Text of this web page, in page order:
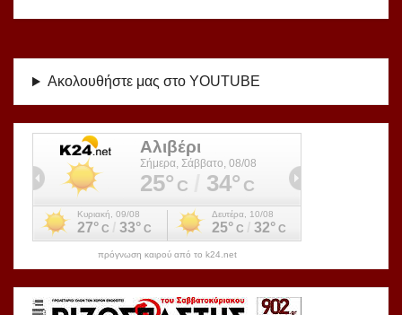
Ακολουθήστε μας στο YOUTUBE
πρόγνωση καιρού από το k24.net